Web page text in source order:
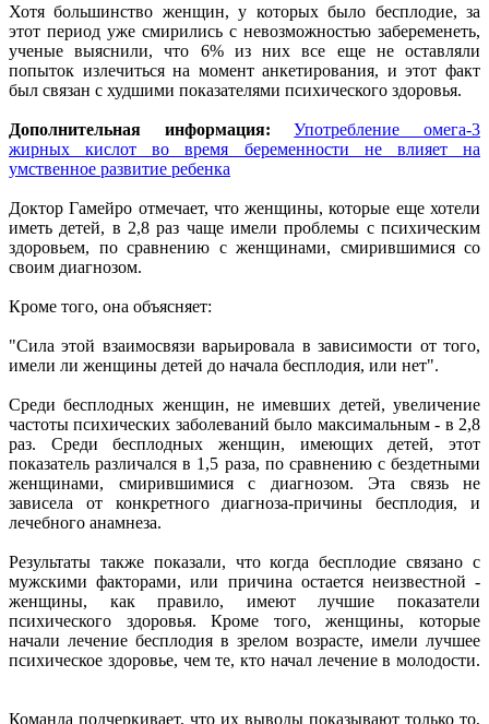
Хотя большинство женщин, у которых было бесплодие, за
этот период уже смирились с невозможностью забеременеть,
ученые выяснили, что 6% из них все еще не оставляли
попыток излечиться на момент анкетирования, и этот факт
был связан с худшими показателями психического здоровья.
Дополнительная информация:
Употребление омега-3
жирных кислот во время беременности не влияет на
умственное развитие ребенка
Доктор Гамейро отмечает, что женщины, которые еще хотели
иметь детей, в 2,8 раз чаще имели проблемы с психическим
здоровьем, по сравнению с женщинами, смирившимися со
своим диагнозом.
Кроме того, она объясняет:
"Сила этой взаимосвязи варьировала в зависимости от того,
имели ли женщины детей до начала бесплодия, или нет".
Среди бесплодных женщин, не имевших детей, увеличение
частоты психических заболеваний было максимальным - в 2,8
раз. Среди бесплодных женщин, имеющих детей, этот
показатель различался в 1,5 раза, по сравнению с бездетными
женщинами, смирившимися с диагнозом. Эта связь не
зависела от конкретного диагноза-причины бесплодия, и
лечебного анамнеза.
Результаты также показали, что когда бесплодие связано с
мужскими факторами, или причина остается неизвестной -
женщины, как правило, имеют лучшие показатели
психического здоровья. Кроме того, женщины, которые
начали лечение бесплодия в зрелом возрасте, имели лучшее
психическое здоровье, чем те, кто начал лечение в молодости.
Команда подчеркивает, что их выводы показывают только то,